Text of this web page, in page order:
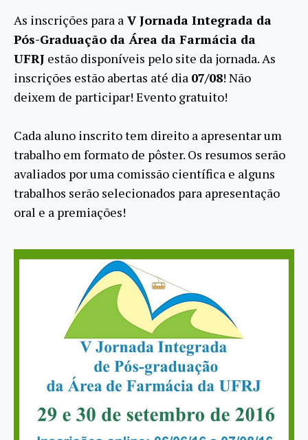
As inscrições para a V Jornada Integrada da
Pós-Graduação da Área da Farmácia da
UFRJ estão disponíveis pelo site da jornada. As
inscrições estão abertas até dia 07/08! Não
deixem de participar! Evento gratuito!
Cada aluno inscrito tem direito a apresentar um
trabalho em formato de pôster. Os resumos serão
avaliados por uma comissão científica e alguns
trabalhos serão selecionados para apresentação
oral e a premiações!